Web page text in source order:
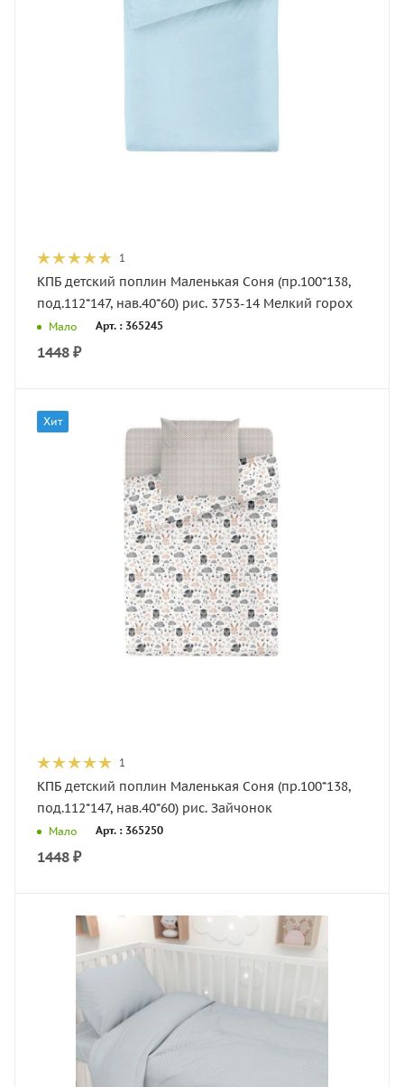
1
КПБ детский поплин Маленькая Соня (пр.100*138,
под.112*147, нав.40*60) рис. 3753-14 Мелкий горох
Мало Арт. : 365245
1448 ₽
Хит
1
КПБ детский поплин Маленькая Соня (пр.100*138,
под.112*147, нав.40*60) рис. Зайчонок
Мало Арт. : 365250
1448 ₽